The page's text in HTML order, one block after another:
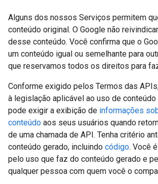
Alguns dos nossos Serviços permitem
conteúdo original. O Google não
desse conteúdo. Você confirma que o
um conteúdo igual ou semelhante para
que reservamos todos os direitos para
Conforme exigido pelos Termos das
à legislação aplicável ao uso de conteúdo
pode exigir a exibição de informações
conteúdo aos seus usuários quando
de uma chamada de API. Tenha critério
conteúdo gerado, incluindo código. Você
pelo uso que faz do conteúdo gerado e
qualquer pessoa com quem você o